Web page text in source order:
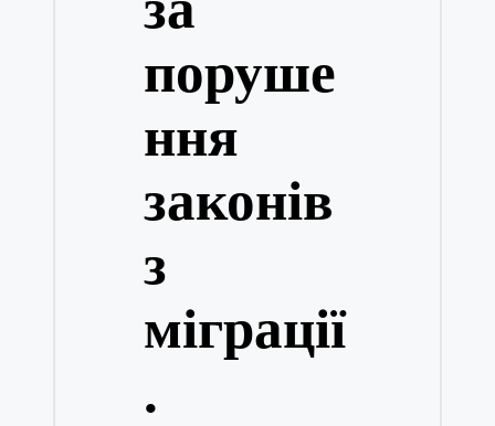
поруше
ння
законів
з
міграції
.